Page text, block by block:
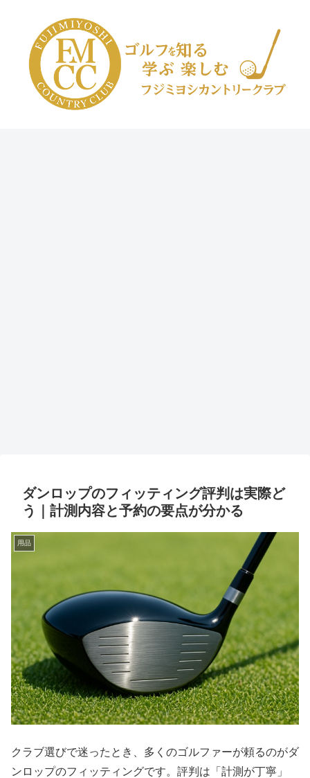
ダンロップのフィッティング評判は実際ど
う｜計測内容と予約の要点が分かる
用品
クラブ選びで迷ったとき、多くのゴルファーが頼るのがダ
ンロップのフィッティングです。評判は「計測が丁寧」